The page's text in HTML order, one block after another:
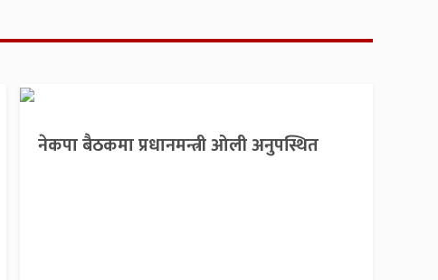
नेकपा बैठकमा प्रधानमन्त्री ओली अनुपस्थित